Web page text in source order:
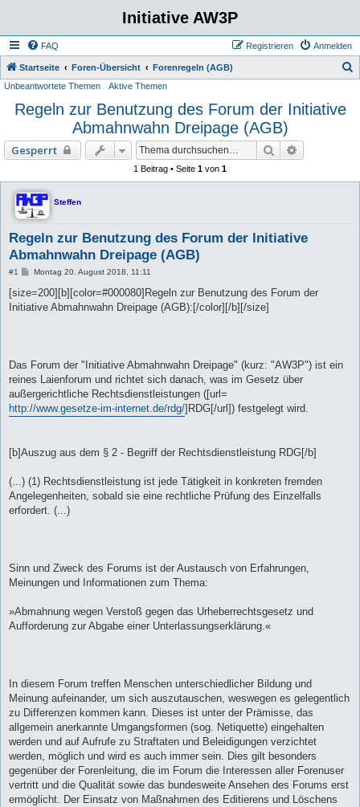
Initiative AW3P
FAQ Anmelden
Registrieren
Startseite Foren-Übersicht Forenregeln (AGB)
Unbeantwortete Themen Aktive Themen
Regeln zur Benutzung des Forum der Initiative
Abmahnwahn Dreipage (AGB)
Gesperrt Suche
1 Beitrag • Seite 1 von 1
Steffen
Regeln zur Benutzung des Forum der Initiative
Abmahnwahn Dreipage (AGB)
#1
B
i
r
Montag 20. August 2018, 11:11
[size=200][b][color=#000080]Regeln zur Benutzung des Forum der
Initiative Abmahnwahn Dreipage (AGB):[/color][/b][/size]
Das Forum der "Initiative Abmahnwahn Dreipage" (kurz: "AW3P") ist ein
reines Laienforum und richtet sich danach, was im Gesetz über
außergerichtliche Rechtsdienstleistungen ([url=
http://www.gesetze-im-internet.de/rdg/]RDG[/url]) festgelegt wird.
[b]Auszug aus dem § 2 - Begriff der Rechtsdienstleistung RDG[/b]
(...) (1) Rechtsdienstleistung ist jede Tätigkeit in konkreten fremden
Angelegenheiten, sobald sie eine rechtliche Prüfung des Einzelfalls
erfordert. (...)
Sinn und Zweck des Forums ist der Austausch von Erfahrungen,
Meinungen und Informationen zum Thema:
»Abmahnung wegen Verstoß gegen das Urheberrechtsgesetz und
Aufforderung zur Abgabe einer Unterlassungserklärung.«
In diesem Forum treffen Menschen unterschiedlicher Bildung und
Meinung aufeinander, um sich auszutauschen, weswegen es gelegentlich
zu Differenzen kommen kann. Dieses ist unter der Prämisse, das
allgemein anerkannte Umgangsformen (sog. Netiquette) eingehalten
werden und auf Aufrufe zu Straftaten und Beleidigungen verzichtet
werden, möglich und wird es auch immer sein. Dies gilt besonders
gegenüber der Forenleitung, die im Forum die Interessen aller Forenuser
vertritt und die Qualität sowie das bundesweite Ansehen des Forums erst
ermöglicht. Der Einsatz von Maßnahmen des Editierens und Löschens